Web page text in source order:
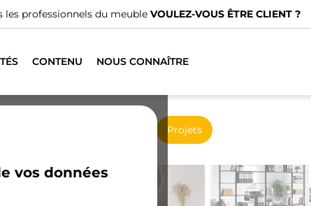
des distributeurs spécialisés.TROUVER LE PLUS PROCHE
CONTENU NOUS CONNAÎTRE
vos données
Projets